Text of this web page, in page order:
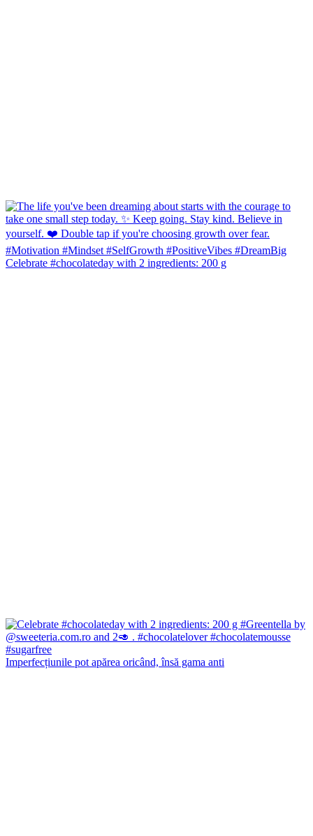
Celebrate #chocolateday with 2 ingredients: 200 g
Imperfecțiunile pot apărea oricând, însă gama anti